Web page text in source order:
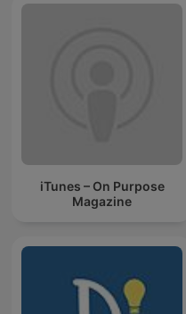
iTunes – On Purpose
Magazine